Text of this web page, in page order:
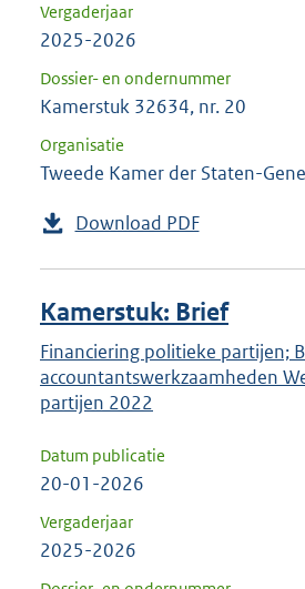
Vergaderjaar
2025-2026
Dossier- en ondernummer
Kamerstuk 32634, nr. 20
Organisatie
Tweede Kamer der Staten-
Download PDF
Kamerstuk: Brief
Financiering politieke partijen;
accountantswerkzaamheden
partijen 2022
Datum publicatie
20-01-2026
Vergaderjaar
2025-2026